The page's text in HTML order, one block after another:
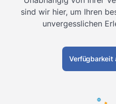
sind wir hier, um Ihren
unvergesslichen
Verfügbarkeit